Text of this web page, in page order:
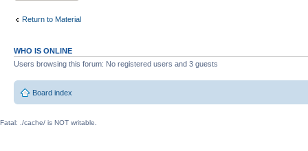
Return to Material
WHO IS ONLINE
Users browsing this forum: No registered users and 3 guests
Board index
Fatal: ./cache/ is NOT writable.